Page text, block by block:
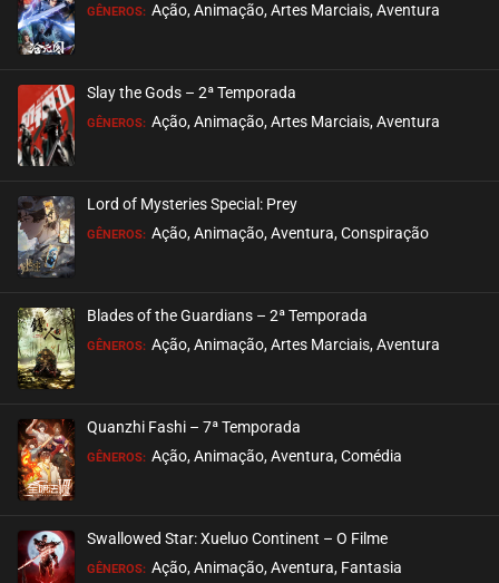
GÊNEROS: Ação, Animação, Artes Marciais, Aventura
Slay the Gods – 2ª Temporada
GÊNEROS: Ação, Animação, Artes Marciais, Aventura
Lord of Mysteries Special: Prey
GÊNEROS: Ação, Animação, Aventura, Conspiração
Blades of the Guardians – 2ª Temporada
GÊNEROS: Ação, Animação, Artes Marciais, Aventura
Quanzhi Fashi – 7ª Temporada
GÊNEROS: Ação, Animação, Aventura, Comédia
Swallowed Star: Xueluo Continent – O Filme
GÊNEROS: Ação, Animação, Aventura, Fantasia